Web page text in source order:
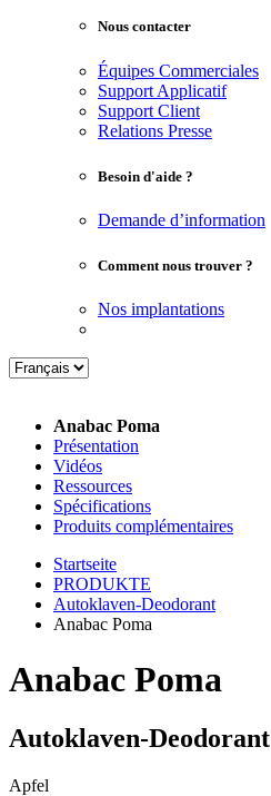
Nous contacter
Équipes Commerciales
Support Applicatif
Support Client
Relations Presse
Besoin d'aide ?
Demande d’information
Comment nous trouver ?
Nos implantations
Anabac Poma
Présentation
Vidéos
Ressources
Spécifications
Produits complémentaires
Startseite
PRODUKTE
Autoklaven-Deodorant
Anabac Poma
Anabac Poma
Autoklaven-Deodorant
Apfel